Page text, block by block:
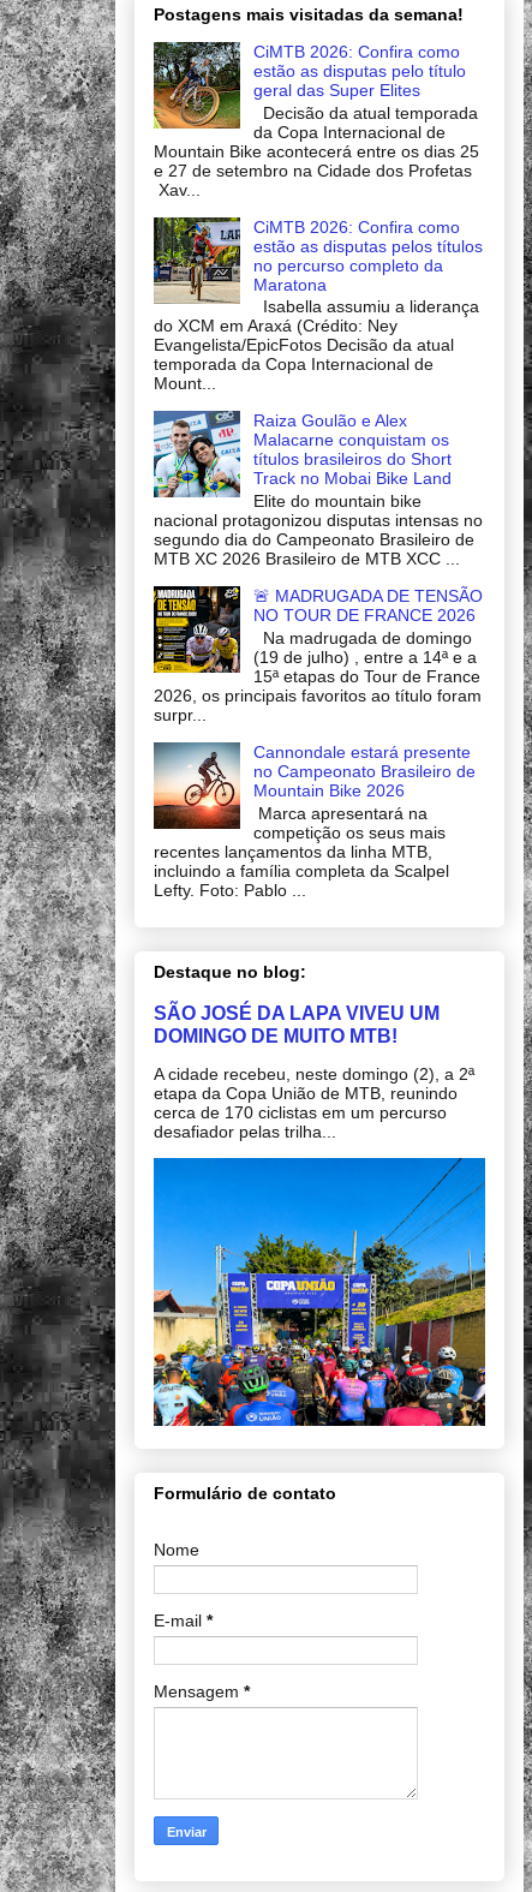
Postagens mais visitadas da semana!
CiMTB 2026: Confira como
estão as disputas pelo título
geral das Super Elites
Decisão da atual temporada
da Copa Internacional de
Mountain Bike acontecerá entre os dias 25
e 27 de setembro na Cidade dos Profetas
Xav...
CiMTB 2026: Confira como
estão as disputas pelos títulos
no percurso completo da
Maratona
Isabella assumiu a liderança
do XCM em Araxá (Crédito: Ney
Evangelista/EpicFotos Decisão da atual
temporada da Copa Internacional de
Mount...
Raiza Goulão e Alex
Malacarne conquistam os
títulos brasileiros do Short
Track no Mobai Bike Land
Elite do mountain bike
nacional protagonizou disputas intensas no
segundo dia do Campeonato Brasileiro de
MTB XC 2026 Brasileiro de MTB XCC ...
🚨 MADRUGADA DE TENSÃO
NO TOUR DE FRANCE 2026
Na madrugada de domingo
(19 de julho) , entre a 14ª e a
15ª etapas do Tour de France
2026, os principais favoritos ao título foram
surpr...
Cannondale estará presente
no Campeonato Brasileiro de
Mountain Bike 2026
Marca apresentará na
competição os seus mais
recentes lançamentos da linha MTB,
incluindo a família completa da Scalpel
Lefty. Foto: Pablo ...
Destaque no blog:
SÃO JOSÉ DA LAPA VIVEU UM
DOMINGO DE MUITO MTB!
A cidade recebeu, neste domingo (2), a 2ª
etapa da Copa União de MTB, reunindo
cerca de 170 ciclistas em um percurso
desafiador pelas trilha...
Formulário de contato
Nome
E-mail *
Mensagem *